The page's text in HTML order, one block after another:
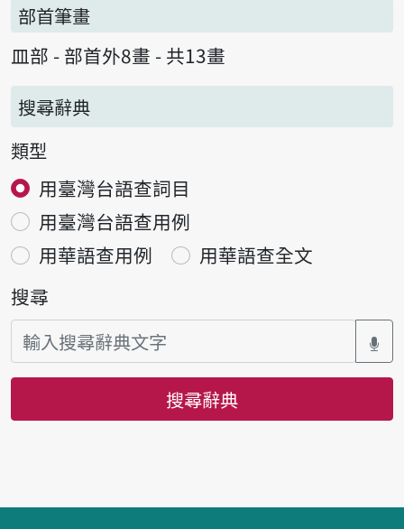
部首筆畫
皿部 - 部首外8畫 - 共13畫
搜尋辭典
類型
用臺灣台語查詞目
用臺灣台語查用例
用華語查用例
用華語查全文
搜尋
搜尋辭典